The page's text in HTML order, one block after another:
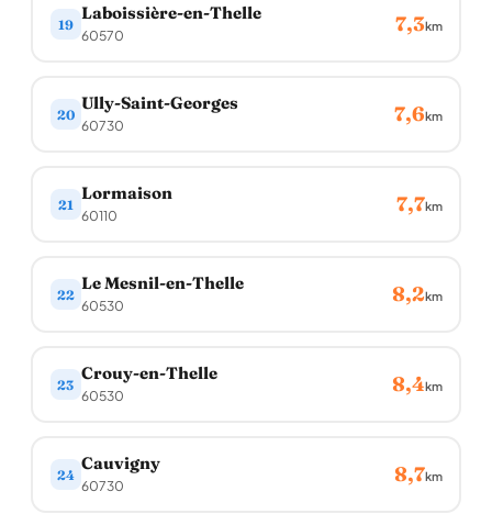
19
Laboissière-en-Thelle
60570 7,3km
20
Ully-Saint-Georges
60730 7,6km
21
Lormaison
60110 7,7km
22
Le Mesnil-en-Thelle
60530 8,2km
23
Crouy-en-Thelle
60530 8,4km
24
Cauvigny
60730 8,7km